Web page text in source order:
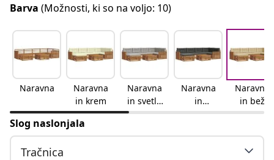
Barva (Možnosti, ki so na voljo: 10)
Naravna
Naravna
in krem
Naravna
in svetlo
siva
Naravna
in
antracitn
Naravna
in bež
Slog naslonjala
Tračnica